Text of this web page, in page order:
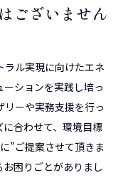
ございません
ラル実現に向けたエネ
ションを実践し培っ
ーや実務支援を行っ
合わせて、環境目標
”ご提案させて頂きま
困りごとがありまし